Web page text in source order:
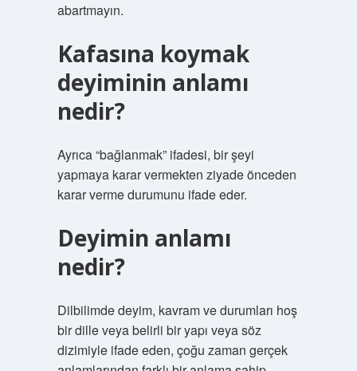
abartmayın.
Kafasına koymak
deyiminin anlamı
nedir?
Ayrıca “bağlanmak” ifadesi, bir şeyi
yapmaya karar vermekten ziyade önceden
karar verme durumunu ifade eder.
Deyimin anlamı
nedir?
Dilbilimde deyim, kavram ve durumları hoş
bir dille veya belirli bir yapı veya söz
dizimiyle ifade eden, çoğu zaman gerçek